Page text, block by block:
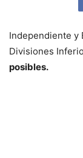
Independiente y
Divisiones
posibles.